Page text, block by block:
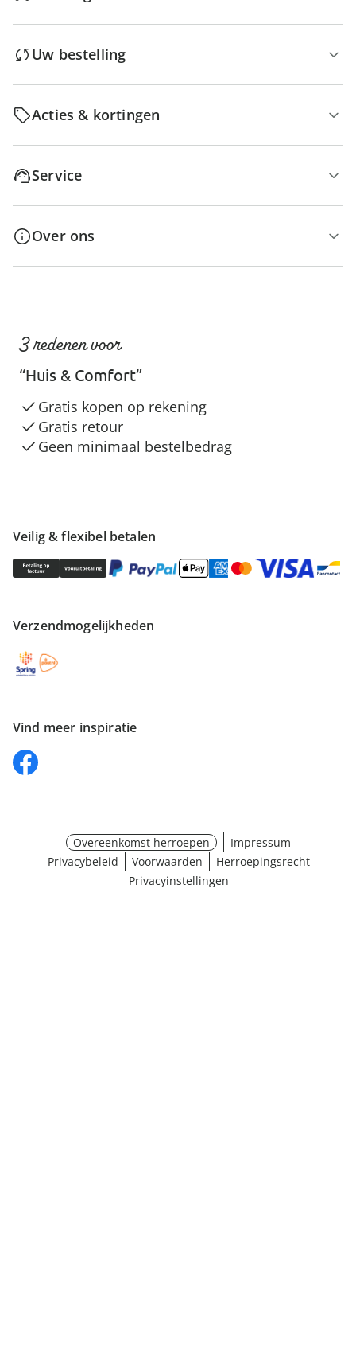
Uw bestelling
Acties & kortingen
Service
Over ons
Veilig & flexibel betalen
Verzendmogelijkheden
Vind meer inspiratie
3 redenen voor
“Huis & Comfort”
Gratis kopen op rekening
Gratis retour
Geen minimaal bestelbedrag
Overeenkomst herroepen
Impressum
Privacybeleid
Voorwaarden
Herroepingsrecht
Privacyinstellingen